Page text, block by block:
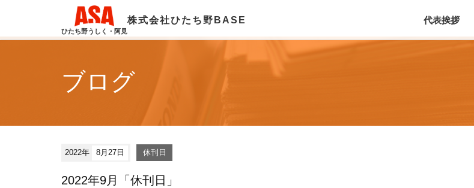
ひたち野うしく・阿見
株式会社ひたち野BASE 代表挨拶
ブログ
2022年 8月27日 休刊日
2022年9月「休刊日」